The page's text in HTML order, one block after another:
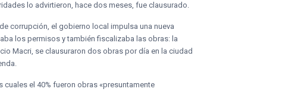
lo advirtieron, hace dos meses, fue clausurado.
corrupción, el gobierno local impulsa una nueva
los permisos y también fiscalizaba las obras: la
Macri, se clausuraron dos obras por día en la ciudad
el 40% fueron obras «presuntamente